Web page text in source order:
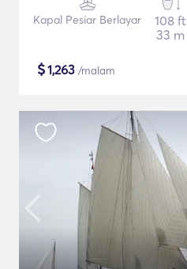
Kapal Pesiar Berlayar
108 ft
33 m
$1,263 /malam